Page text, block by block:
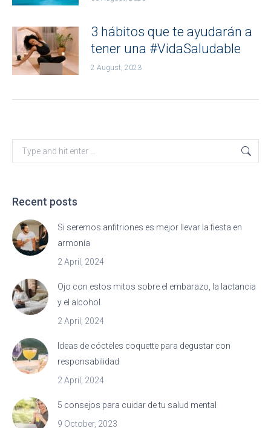
3 hábitos que te ayudarán a
tener una #VidaSaludable
2 August, 2023
Search:
Recent posts
Si seremos anfitriones es mejor llevar la fiesta en
armonía
2 April, 2024
Ojo con estos mitos sobre el embarazo, la lactancia
y el alcohol
2 April, 2024
Ideas de cócteles coquette para degustar con
responsabilidad
2 April, 2024
5 consejos para cuidar de tu salud mental
9 October, 2023